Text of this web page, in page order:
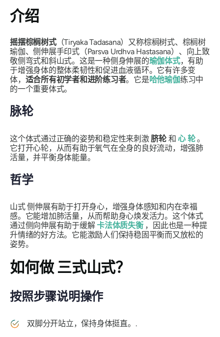
介绍
摇摆棕榈树式（Tiryaka Tadasana） 又称棕榈树式、棕榈树
瑜伽、侧伸展手印式（Parsva Urdhva Hastasana）、向上致
敬侧弯式和斜山式。这是一种侧身伸展的瑜伽体式，有助
于增强身体的整体柔韧性和促进血液循环。它有许多变
体， 适合所有初学者和进阶练习者。它是哈他瑜伽练习中
的一个重要体式。
脉轮
这个体式通过正确的姿势和稳定性来刺激 脐轮 和 心 轮。
它打开心轮，从而有助于氧气在全身的良好流动，增强肺
活量，并平衡身体能量。
哲学
山式侧伸展有助于打开身心，增强身体感知和内在幸福
感。它能增加肺活量，从而帮助身心焕发活力。这个体式
通过侧向伸展有助于缓解卡法体质失衡，因此也是一种提
升情绪的好方法。它能激励人们保持稳固平衡而又放松的
姿势。
如何做 三式山式？
按照步骤说明操作
双脚分开站立，保持身体挺直。.